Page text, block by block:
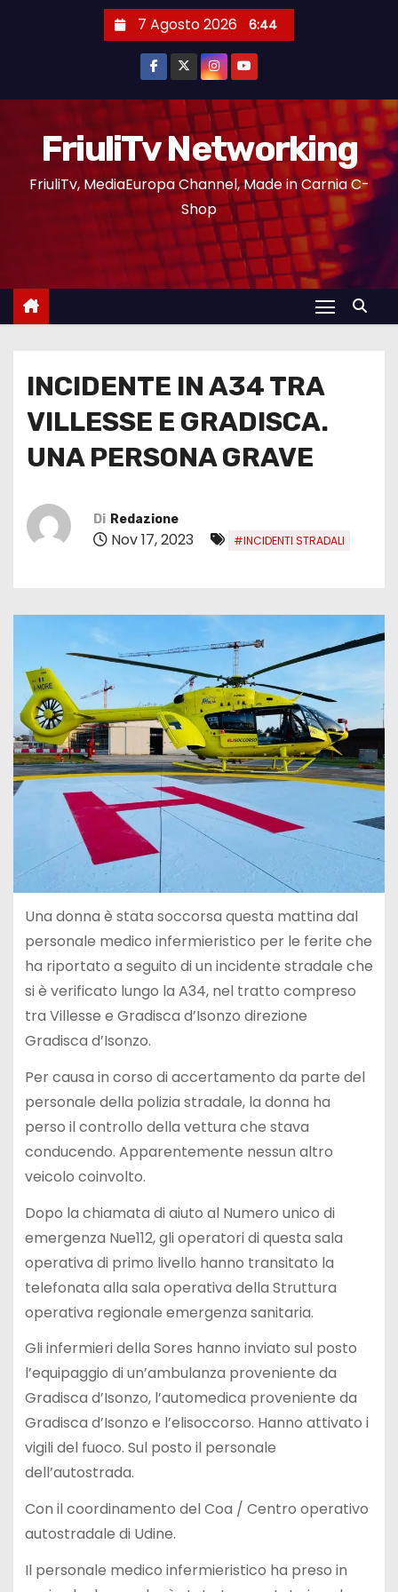
7 Agosto 2026 6:44
FriuliTv Networking
FriuliTv, MediaEuropa Channel, Made in Carnia C-
Shop
INCIDENTE IN A34 TRA
VILLESSE E GRADISCA.
UNA PERSONA GRAVE
Di Redazione
Nov 17, 2023 #INCIDENTI STRADALI
Una donna è stata soccorsa questa mattina dal
personale medico infermieristico per le ferite che
ha riportato a seguito di un incidente stradale che
si è verificato lungo la A34, nel tratto compreso
tra Villesse e Gradisca d’Isonzo direzione
Gradisca d’Isonzo.
Per causa in corso di accertamento da parte del
personale della polizia stradale, la donna ha
perso il controllo della vettura che stava
conducendo. Apparentemente nessun altro
veicolo coinvolto.
Dopo la chiamata di aiuto al Numero unico di
emergenza Nue112, gli operatori di questa sala
operativa di primo livello hanno transitato la
telefonata alla sala operativa della Struttura
operativa regionale emergenza sanitaria.
Gli infermieri della Sores hanno inviato sul posto
l’equipaggio di un’ambulanza proveniente da
Gradisca d’Isonzo, l’automedica proveniente da
Gradisca d’Isonzo e l’elisoccorso. Hanno attivato i
vigili del fuoco. Sul posto il personale
dell’autostrada.
Con il coordinamento del Coa / Centro operativo
autostradale di Udine.
Il personale medico infermieristico ha preso in